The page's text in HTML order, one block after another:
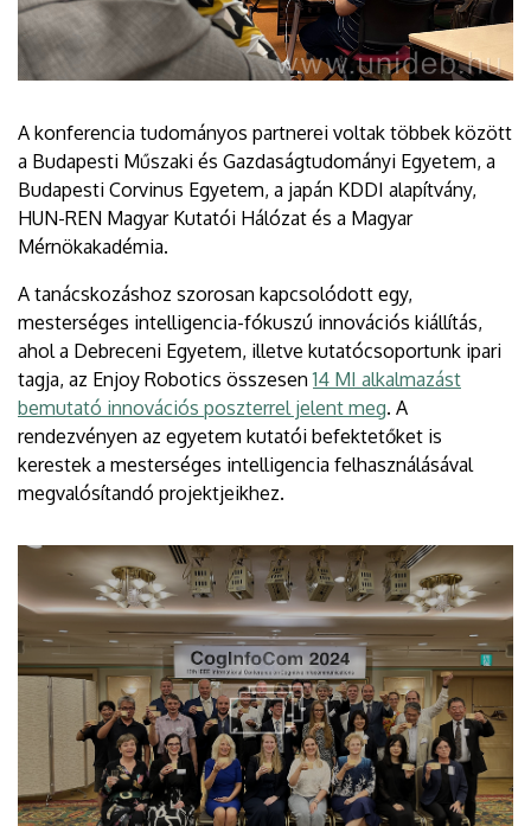
A konferencia tudományos partnerei voltak többek között
a Budapesti Műszaki és Gazdaságtudományi Egyetem, a
Budapesti Corvinus Egyetem, a japán KDDI alapítvány,
HUN-REN Magyar Kutatói Hálózat és a Magyar
Mérnökakadémia.
A tanácskozáshoz szorosan kapcsolódott egy,
mesterséges intelligencia-fókuszú innovációs kiállítás,
ahol a Debreceni Egyetem, illetve kutatócsoportunk ipari
tagja, az Enjoy Robotics összesen14 MI alkalmazást
bemutató innovációs poszterrel jelent meg. A
rendezvényen az egyetem kutatói befektetőket is
kerestek a mesterséges intelligencia felhasználásával
megvalósítandó projektjeikhez.